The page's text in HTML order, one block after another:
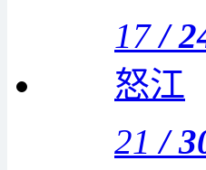
17 /
怒江
21 /